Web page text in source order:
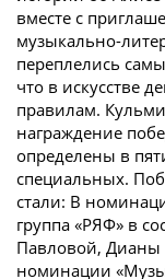
вместе с
музыкально-
переплелись
что в искусстве
правилам.
награждение
определены в
специальных.
стали: В
группа «РЯФ» в
Павловой, Дианы
номинации